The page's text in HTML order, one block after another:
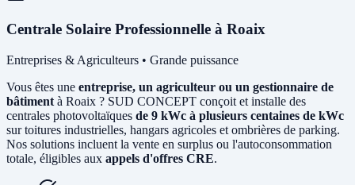
Centrale Solaire Professionnelle à Roaix
Entreprises & Agriculteurs • Grande puissance
Vous êtes une entreprise, un agriculteur ou un gestionnaire de
bâtiment à Roaix ? SUD CONCEPT conçoit et installe des
centrales photovoltaïques de 9 kWc à plusieurs centaines de kWc
sur toitures industrielles, hangars agricoles et ombrières de parking.
Nos solutions incluent la vente en surplus ou l'autoconsommation
totale, éligibles aux appels d'offres CRE.